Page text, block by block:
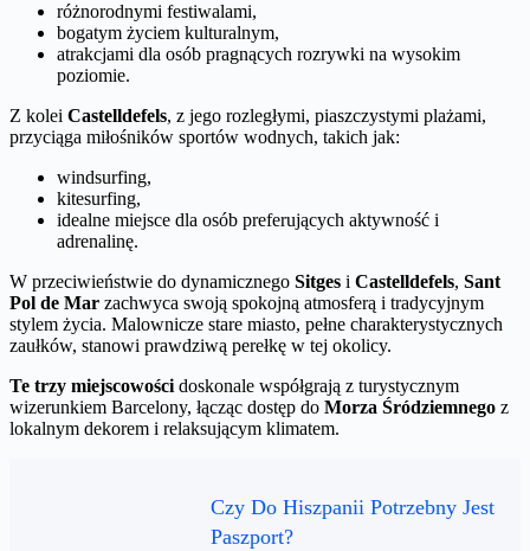
różnorodnymi festiwalami,
bogatym życiem kulturalnym,
atrakcjami dla osób pragnących rozrywki na wysokim
poziomie.
Z kolei Castelldefels, z jego rozległymi, piaszczystymi plażami,
przyciąga miłośników sportów wodnych, takich jak:
windsurfing,
kitesurfing,
idealne miejsce dla osób preferujących aktywność i
adrenalinę.
W przeciwieństwie do dynamicznego Sitges i Castelldefels, Sant
Pol de Mar zachwyca swoją spokojną atmosferą i tradycyjnym
stylem życia. Malownicze stare miasto, pełne charakterystycznych
zaułków, stanowi prawdziwą perełkę w tej okolicy.
Te trzy miejscowości doskonale współgrają z turystycznym
wizerunkiem Barcelony, łącząc dostęp do Morza Śródziemnego z
lokalnym dekorem i relaksującym klimatem.
Czy Do Hiszpanii Potrzebny Jest
Paszport?